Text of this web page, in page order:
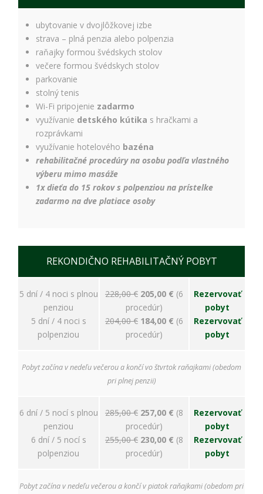
ubytovanie v dvojlôžkovej izbe
strava – plná penzia alebo polpenzia
raňajky formou švédskych stolov
večere formou švédskych stolov
parkovanie
stolný tenis
Wi-Fi pripojenie zadarmo
využívanie detského kútika s hračkami a
rozprávkami
využívanie hotelového bazéna
rehabilitačné procedúry na osobu podľa vlastného
výberu mimo masáže
1x dieťa do 15 rokov s polpenziou na prístelke
zadarmo na dve platiace osoby
REKONDIČNO REHABILITAČNÝ POBYT
5 dní / 4 noci s plnou
penziou
5 dní / 4 noci s
polpenziou
228,00 € 205,00 € (6
procedúr)
204,00 € 184,00 € (6
procedúr)
Rezervovať
pobyt
Rezervovať
pobyt
Pobyt začína v nedeľu večerou a končí vo štvrtok raňajkami (obedom
pri plnej penzii)
6 dní / 5 nocí s plnou
penziou
6 dní / 5 nocí s
polpenziou
285,00 € 257,00 € (8
procedúr)
255,00 € 230,00 € (8
procedúr)
Rezervovať
pobyt
Rezervovať
pobyt
Pobyt začína v nedeľu večerou a končí v piatok raňajkami (obedom pri